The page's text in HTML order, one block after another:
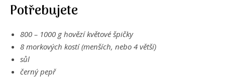
Potřebujete
800 – 1000 g hovězí květové špičky
8 morkových kostí (menších, nebo 4 větší)
sůl
černý pepř